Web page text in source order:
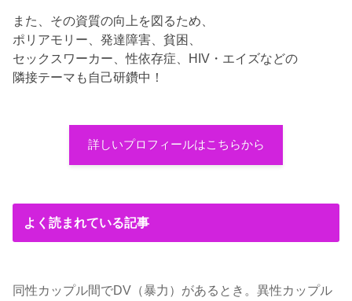
また、その資質の向上を図るため、
ポリアモリー、発達障害、貧困、
セックスワーカー、性依存症、HIV・エイズなどの
隣接テーマも自己研鑽中！
詳しいプロフィールはこちらから
よく読まれている記事
同性カップル間でDV（暴力）があるとき。異性カップル